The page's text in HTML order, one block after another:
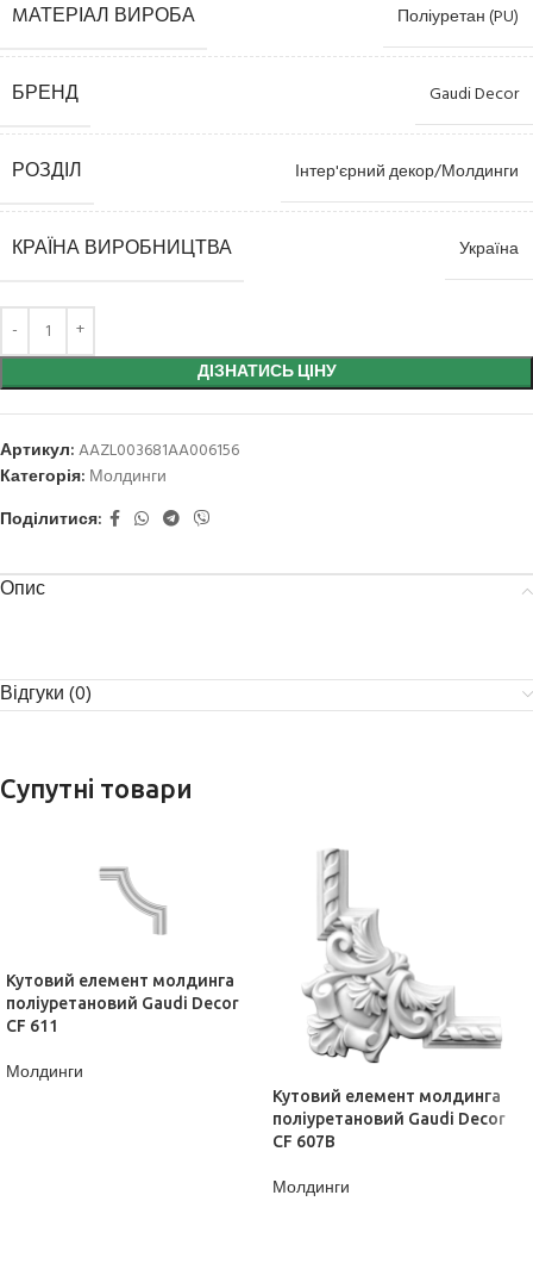
MАТЕРІАЛ ВИРОБА Поліуретан (PU)
БРЕНД Gaudi Decor
РОЗДІЛ Інтер'єрний декор/Молдинги
КРАЇНА ВИРОБНИЦТВА Україна
ДІЗНАТИСЬ ЦІНУ
Артикул:AAZL003681AA006156
Категорія: Молдинги
Поділитися:
Опис
Відгуки (0)
Супутні товари
Кутовий елемент молдинга
поліуретановий Gaudi Decor
CF 611
Молдинги
Кутовий елемент молдинга
поліуретановий Gaudi Decor
CF 607B
Молдинги